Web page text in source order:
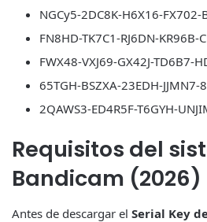
NGCy5-2DC8K-H6X16-FX702-
FN8HD-TK7C1-RJ6DN-KR96B-
FWX48-VXJ69-GX42J-TD6B7-
65TGH-BSZXA-23EDH-JJMN7-
2QAWS3-ED4R5F-T6GYH-
Requisitos del
Bandicam (2026)
Antes de descargar el Serial Key